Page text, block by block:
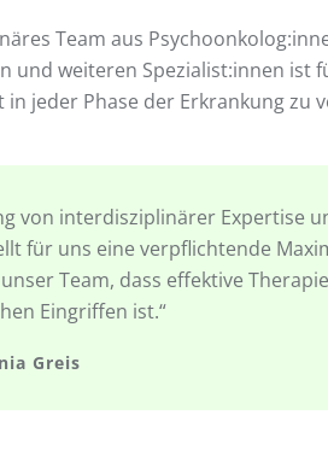
Team aus
und weiteren Spezialist:innen ist
jeder Phase der Erkrankung zu
von interdisziplinärer Expertise
für uns eine verpflichtende
Team, dass effektive
Eingriffen ist.“
Greis